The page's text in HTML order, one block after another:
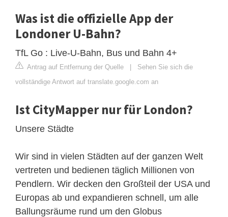
Was ist die offizielle App der
Londoner U-Bahn?
TfL Go : Live-U-Bahn, Bus und Bahn 4+
Antrag auf Entfernung der Quelle | Sehen Sie sich die
vollständige Antwort auf translate.google.com an
Ist CityMapper nur für London?
Unsere Städte
Wir sind in vielen Städten auf der ganzen Welt
vertreten und bedienen täglich Millionen von
Pendlern. Wir decken den Großteil der USA und
Europas ab und expandieren schnell, um alle
Ballungsräume rund um den Globus